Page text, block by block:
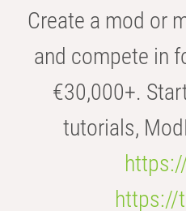
Create a mod or
and compete in
€30,000+.
tutorials,
https://